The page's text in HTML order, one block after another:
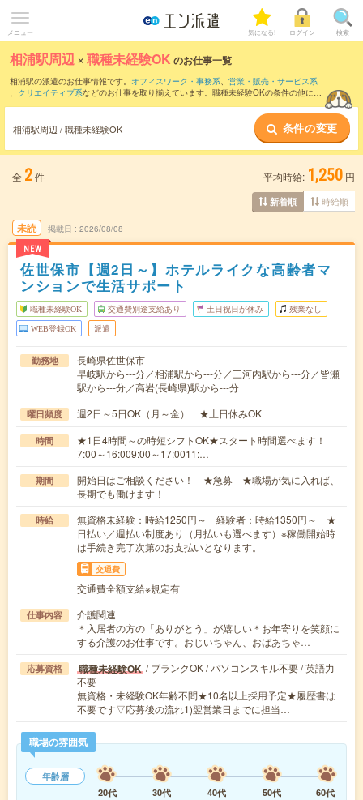
メニュー 気になる! ログイン 検索
相浦駅周辺 ×職種未経験OK のお仕事一覧
相浦駅の派遣のお仕事情報です。 オフィスワーク・事務系、 営業・販売・サービス系
、 クリエイティブ系などのお仕事を取り揃えています。職種未経験OKの条件の他に、
相浦駅周辺 / 職種未経験OK 条件の変更
全 2件 平均時給: 1,250 円
新着順 時給順
未読
NEW
掲載日 2026/08/08
佐世保市【週2日～】ホテルライクな高齢者マ
ンションで生活サポート
職種未経験OK 交通費別途支給あり 土日祝日が休み 残業なし
WEB登録OK 派遣
勤務地
長崎県佐世保市
早岐駅から---分／相浦駅から---分／三河内駅から---分／皆瀬
駅から---分／高岩(長崎県)駅から---分
曜日頻度 週2日～5日OK（月～金） ★土日休みOK
時間
★1日4時間～の時短シフトOK★スタート時間選べます！
7:00～16:009:00～17:0011:…
期間
開始日はご相談ください！ ★急募 ★職場が気に入れば、
長期でも働けます！
時給
無資格未経験：時給1250円～ 経験者：時給1350円～ ★
日払い／週払い制度あり（月払いも選べます）※稼働開始時
は手続き完了次第のお支払いとなります。
交通費
交通費全額支給※規定有
仕事内容
介護関連
＊入居者の方の「ありがとう」が嬉しい＊お年寄りを笑顔に
する介護のお仕事です。おじいちゃん、おばあちゃ…
応募資格 職種未経験OK / ブランクOK / パソコンスキル不要 / 英語力
不要
無資格・未経験OK年齢不問★10名以上採用予定★履歴書は
不要です▽応募後の流れ1)翌営業日までに担当…
職場の雰囲気
年齢層
20代
30代 40代 50代
60代